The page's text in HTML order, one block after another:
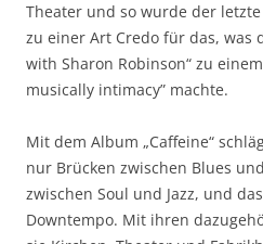
Theater und so wurde der letzte
zu einer Art Credo für das, was
with Sharon Robinson“ zu
musically intimacy” machte.
Mit dem Album „Caffeine“
nur Brücken zwischen Blues
zwischen Soul und Jazz, und
Downtempo. Mit ihren